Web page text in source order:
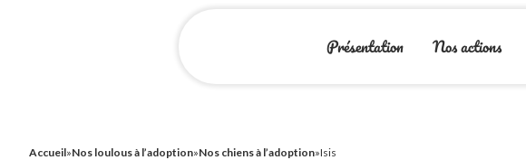
Présentation Nos actions
Accueil»Nos loulous à l’adoption»Nos chiens à l’adoption»Isis